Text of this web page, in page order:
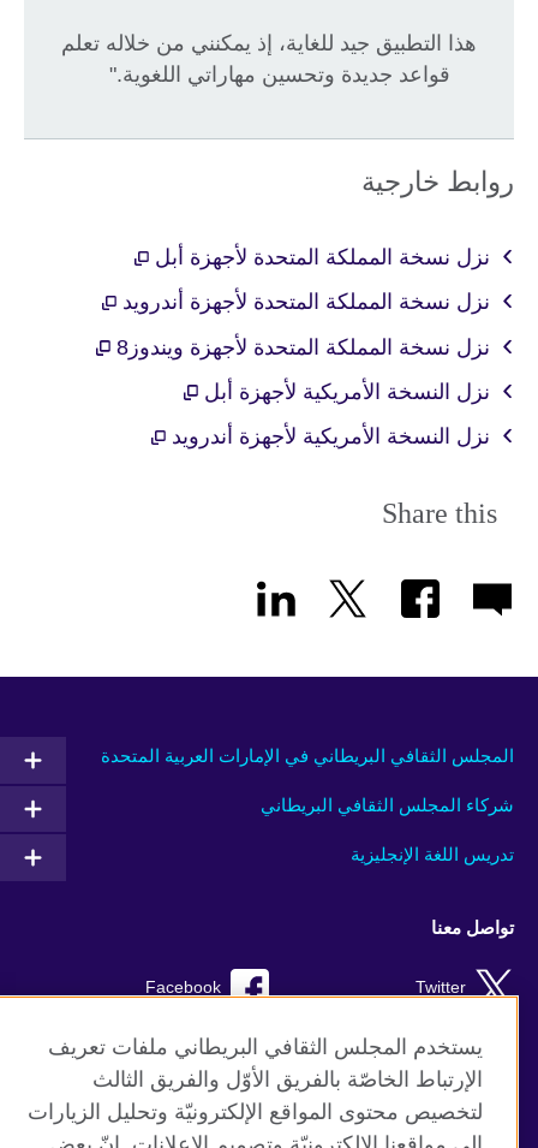
هذا التطبيق جيد للغاية، إذ يمكنني من خلاله تعلم
قواعد جديدة وتحسين مهاراتي اللغوية."
روابط خارجية
نزل نسخة المملكة المتحدة لأجهزة أبل
نزل نسخة المملكة المتحدة لأجهزة أندرويد
نزل نسخة المملكة المتحدة لأجهزة ويندوز8
نزل النسخة الأمريكية لأجهزة أبل
نزل النسخة الأمريكية لأجهزة أندرويد
Share this
المجلس الثقافي البريطاني في الإمارات العربية المتحدة
شركاء المجلس الثقافي البريطاني
تدريس اللغة الإنجليزية
تواصل معنا
Facebook Twitter
Instagram RSS
TikTok
يستخدم المجلس الثقافي البريطاني ملفات تعريف
الإرتباط الخاصّة بالفريق الأوّل والفريق الثالث
لتخصيص محتوى المواقع الإلكترونيّة وتحليل الزيارات